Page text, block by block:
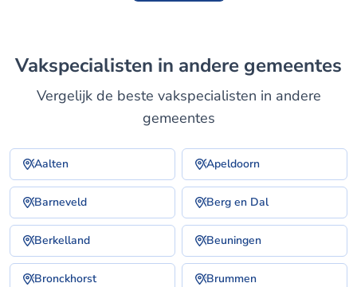
Vakspecialisten in andere gemeentes
Vergelijk de beste vakspecialisten in andere
gemeentes
Aalten Apeldoorn
Barneveld Berg en Dal
Berkelland Beuningen
Bronckhorst Brummen